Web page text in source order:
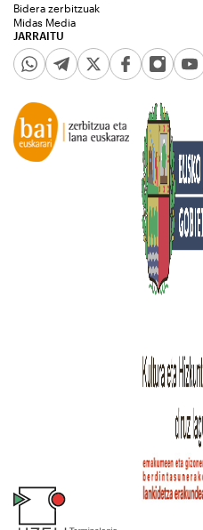
JARRAITU
Bidera zerbitzuak
Midas Media